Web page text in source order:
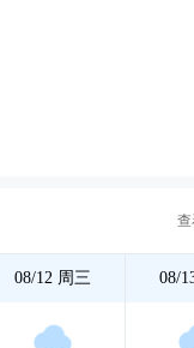
查
08/12 周三 08/